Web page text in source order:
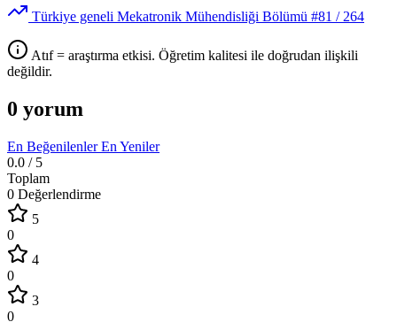
Türkiye geneli Mekatronik Mühendisliği Bölümü #81 / 264
Atıf = araştırma etkisi. Öğretim kalitesi ile doğrudan ilişkili
değildir.
0 yorum
En BeğenilenlerEn Yeniler
0.0 / 5
Toplam
0 Değerlendirme
5
0
4
0
3
0